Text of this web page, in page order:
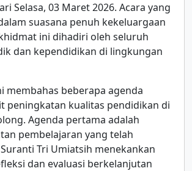
Selasa, 03 Maret 2026. Acara yang
suasana penuh kekeluargaan
ini dihadiri oleh seluruh
dan kependidikan di lingkungan
membahas beberapa agenda
peningkatan kualitas pendidikan di
Agenda pertama adalah
pembelajaran yang telah
Tri Umiatsih menekankan
dan evaluasi berkelanjutan